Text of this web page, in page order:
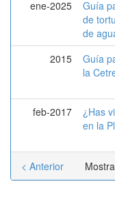
ene-2025
Guía
de
de
2015
Guía
la
feb-2017
¿Has
en la
< Anterior